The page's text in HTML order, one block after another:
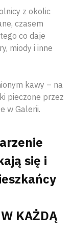
z okolic
czasem
co daje
miody i inne
kawy – na
pieczone przez
w Galerii.
się i
KAŻDĄ